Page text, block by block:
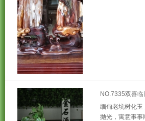
NO.7335双喜临
缅甸老坑树化玉
抛光，寓意事事